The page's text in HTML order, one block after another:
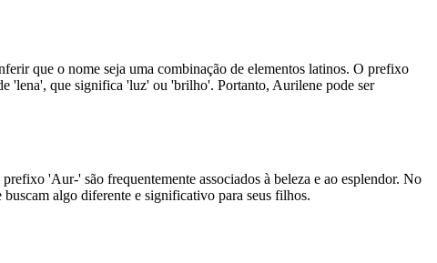
que o nome seja uma combinação de elementos latinos. O prefixo
'lena', que significa 'luz' ou 'brilho'. Portanto, Aurilene pode ser
'Aur-' são frequentemente associados à beleza e ao esplendor. No
algo diferente e significativo para seus filhos.